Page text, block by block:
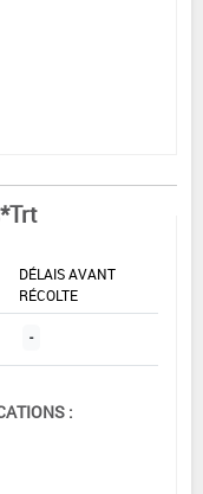
DÉLAIS AVANT
RÉCOLTE
-
: